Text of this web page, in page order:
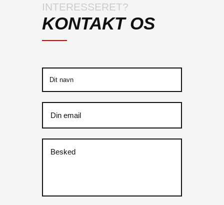
INTERESSERET?
KONTAKT OS